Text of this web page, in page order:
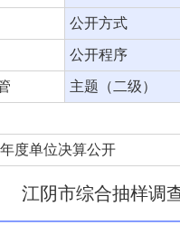
公开方式
公开程序
主题（二级）
度单位决算公开
江阴市综合抽样调